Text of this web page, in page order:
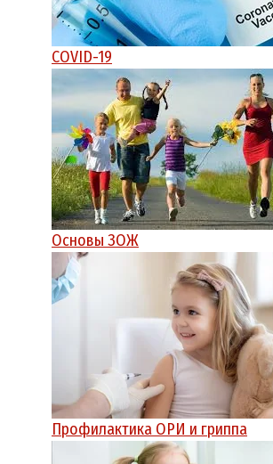
COVID-19
Основы ЗОЖ
Профилактика ОРИ и гриппа